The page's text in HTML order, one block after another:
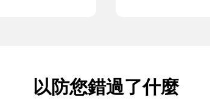
以防您錯過了什麼